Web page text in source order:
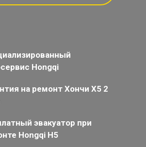
Hongqi
на ремонт Хончи Х5 2
эвакуатор при
Hongqi H5